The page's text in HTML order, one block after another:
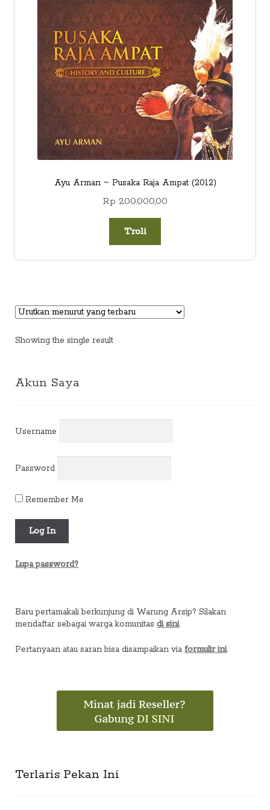
child
menu
Alamat
Rekening
Reseller
Ayu Arman ~ Pusaka Raja Ampat (2012)
Rp 200.000,00
Troli
Showing the single result
Akun Saya
Username
Password
Remember Me
Lupa password?
Baru pertamakali berkunjung di Warung Arsip? Silakan
mendaftar sebagai warga komunitas di sini.
Pertanyaan atau saran bisa disampaikan viaformulir ini.
Terlaris Pekan Ini